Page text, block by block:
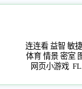
连连看 益智 敏捷
体育 情景 密室
网页小游戏